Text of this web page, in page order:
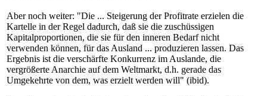
Aber noch weiter: "Die ... Steigerung der Profitrate erzielen die
Kartelle in der Regel dadurch, daß sie die zuschüssigen
Kapitalproportionen, die sie für den inneren Bedarf nicht
verwenden können, für das Ausland ... produzieren lassen. Das
Ergebnis ist die verschärfte Konkurrenz im Auslande, die
vergrößerte Anarchie auf dem Weltmarkt, d.h. gerade das
Umgekehrte von dem, was erzielt werden will" (ibid).